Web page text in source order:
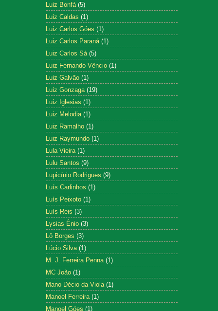
Luiz Bonfá (5)
Luiz Caldas (1)
Luiz Carlos Góes (1)
Luiz Carlos Paraná (1)
Luiz Carlos Sá (5)
Luiz Fernando Vêncio (1)
Luiz Galvão (1)
Luiz Gonzaga (19)
Luiz Iglesias (1)
Luiz Melodia (1)
Luiz Ramalho (1)
Luiz Raymundo (1)
Lula Vieira (1)
Lulu Santos (9)
Lupicínio Rodrigues (9)
Luís Carlinhos (1)
Luís Peixoto (1)
Luís Reis (3)
Lysias Ênio (3)
Lô Borges (3)
Lúcio Silva (1)
M. J. Ferreira Penna (1)
MC João (1)
Mano Décio da Viola (1)
Manoel Ferreira (1)
Manoel Góes (1)